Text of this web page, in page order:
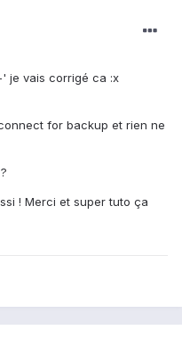
je vais corrigé ca :x
for backup et rien ne
! Merci et super tuto ça